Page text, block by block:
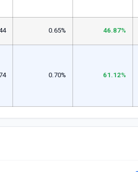
46.87%
0.65%
61.12%
0.70%